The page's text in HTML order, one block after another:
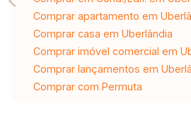
Comprar apartamento em
Comprar casa em Uberlândia
Comprar imóvel comercial em
Comprar lançamentos em
Comprar com Permuta